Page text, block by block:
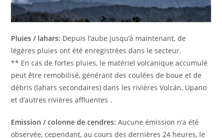
Pluies / lahars: Depuis l’aube jusqu’à maintenant, de
légères pluies ont été enregistrées dans le secteur.
** En cas de fortes pluies, le matériel volcanique accumulé
peut être remobilisé, générant des coulées de boue et de
débris (lahars secondaires) dans les rivières Volcán, Upano
et d’autres rivières affluentes .
Emission / colonne de cendres: Aucune émission n’a été
observée, cependant, au cours des dernières 24 heures, le